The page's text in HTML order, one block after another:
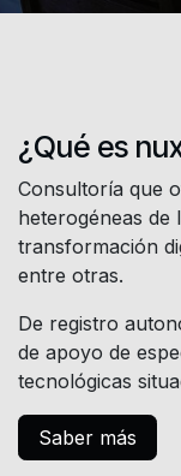
¿Qué es
Consultoría que
heterogéneas de
transformación
entre otras.
De registro
de apoyo de
tecnológicas
Saber más